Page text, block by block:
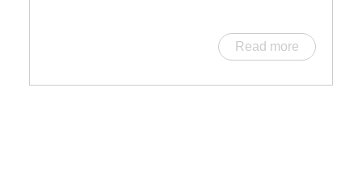
Read more